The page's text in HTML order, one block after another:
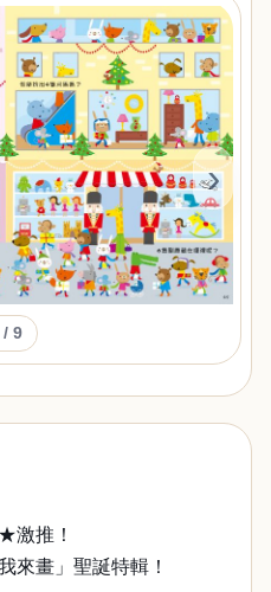
›
/ 9
推！
來畫」聖誕特輯！